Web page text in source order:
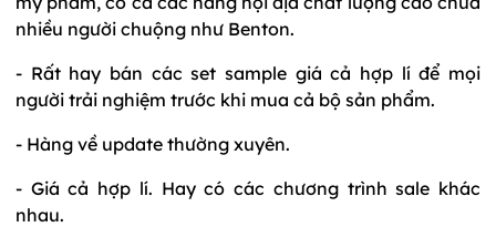
nhiều người chuộng như Benton.
- Rất hay bán các set sample giá cả hợp lí để mọi
người trải nghiệm trước khi mua cả bộ sản phẩm.
- Hàng về update thường xuyên.
- Giá cả hợp lí. Hay có các chương trình sale khác
nhau.